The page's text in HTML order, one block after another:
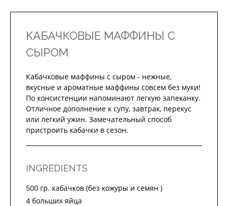
КАБАЧКОВЫЕ МАФФИНЫ С
СЫРОМ
Кабачковые маффины с сыром - нежные,
вкусные и ароматные маффины совсем без муки!
По консистенции напоминают легкую запеканку.
Отличное дополнение к супу, завтрак, перекус
или легкий ужин. Замечательный способ
пристроить кабачки в сезон.
INGREDIENTS
500 гр. кабачков (без кожуры и семян )
4 больших яйца